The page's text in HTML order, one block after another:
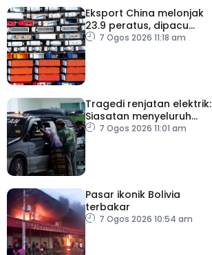
Eksport China melonjak
23.9 peratus, dipacu
permintaan teknologi AI
7 Ogos 2026 11:18 am
Tragedi renjatan elektrik:
Siasatan menyeluruh
dijalankan
7 Ogos 2026 11:01 am
Pasar ikonik Bolivia
terbakar
7 Ogos 2026 10:54 am